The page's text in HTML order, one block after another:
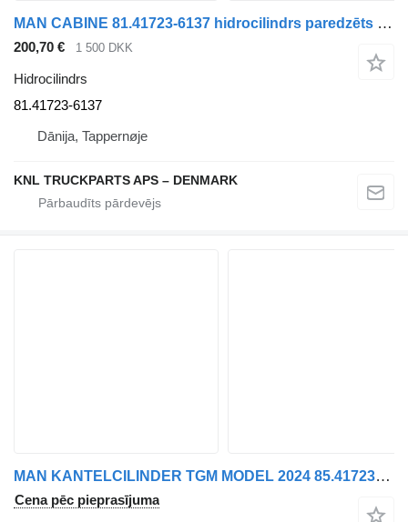
MAN CABINE 81.41723-6137 hidrocilindrs paredzēts kravas automašīnas
200,70 € 1 500 DKK
Hidrocilindrs
81.41723-6137
Dānija, Tappernøje
KNL TRUCKPARTS APS – DENMARK
MAN KANTELCILINDER TGM MODEL 2024 85.41723-6052 hidrocilindrs paredzēts kravas automašīnas
Cena pēc pieprasījuma